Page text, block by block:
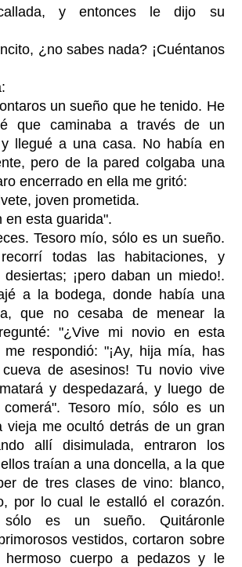
y entonces le dijo su
¿no sabes nada? ¡Cuéntanos
un sueño que he tenido. He
que caminaba a través de un
llegué a una casa. No había en
pero de la pared colgaba una
encerrado en ella me gritó:
joven prometida.
en esta guarida".
Tesoro mío, sólo es un sueño.
todas las habitaciones, y
¡pero daban un miedo!.
a la bodega, donde había una
que no cesaba de menear la
"¿Vive mi novio en esta
respondió: "¡Ay, hija mía, has
de asesinos! Tu novio vive
y despedazará, y luego de
Tesoro mío, sólo es un
vieja me ocultó detrás de un gran
allí disimulada, entraron los
traían a una doncella, a la que
de tres clases de vino: blanco,
por lo cual le estalló el corazón.
es un sueño. Quitáronle
vestidos, cortaron sobre
cuerpo a pedazos y le